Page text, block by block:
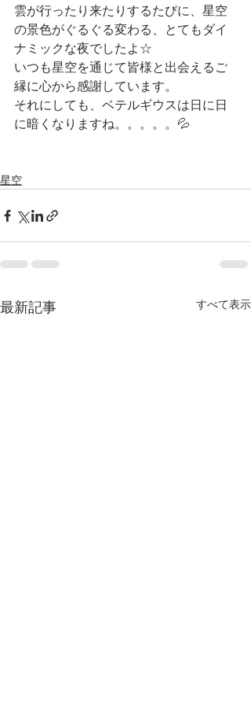
雲が行ったり来たりするたびに、星空
の景色がぐるぐる変わる、とてもダイ
ナミックな夜でしたよ☆
いつも星空を通じて皆様と出会えるご
縁に心から感謝しています。
それにしても、ベテルギウスは日に日
に暗くなりますね。。。。。💦
星空
最新記事 すべて表示